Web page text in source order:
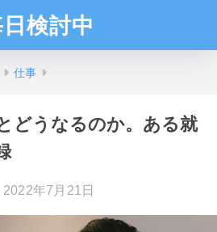
検討中
仕事
どうなるのか。ある就
2022年7月21日